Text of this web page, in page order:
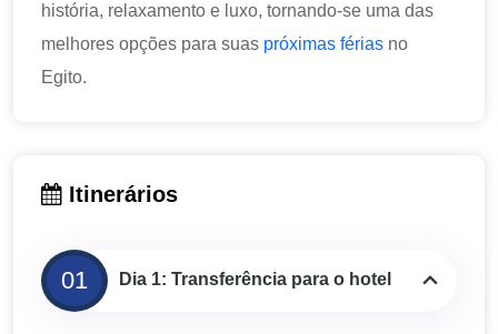
história, relaxamento e luxo, tornando-se uma das
melhores opções para suas próximas férias no
Egito.
Itinerários
01 Dia 1: Transferência para o hotel